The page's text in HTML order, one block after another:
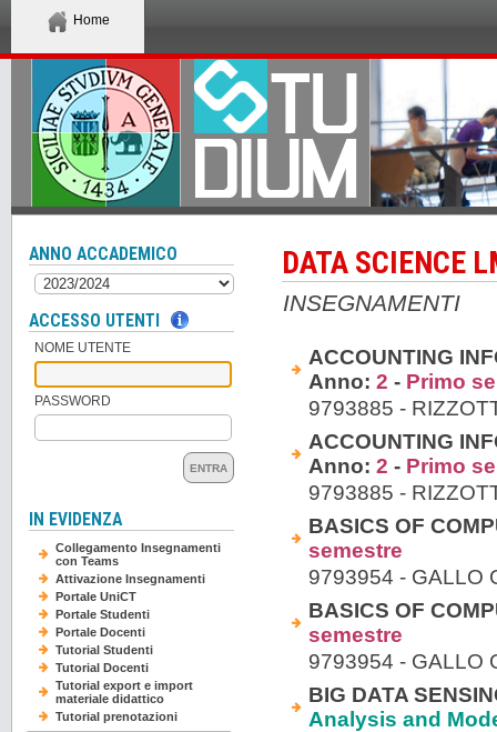
Home
DATA SCIENCE
INSEGNAMENTI
ACCOUNTING
Anno: 2 - Primo
9793885 -
ACCOUNTING
Anno: 2 - Primo
9793885 -
BASICS OF
semestre
9793954 - GALLO
BASICS OF
semestre
9793954 - GALLO
BIG DATA
Analysis and
ANNO ACCADEMICO
ACCESSO UTENTI
NOME UTENTE
PASSWORD
ENTRA
IN EVIDENZA
Collegamento Insegnamenti
con Teams
Attivazione Insegnamenti
Portale UniCT
Portale Studenti
Portale Docenti
Tutorial Studenti
Tutorial Docenti
Tutorial export e import
materiale didattico
Tutorial prenotazioni